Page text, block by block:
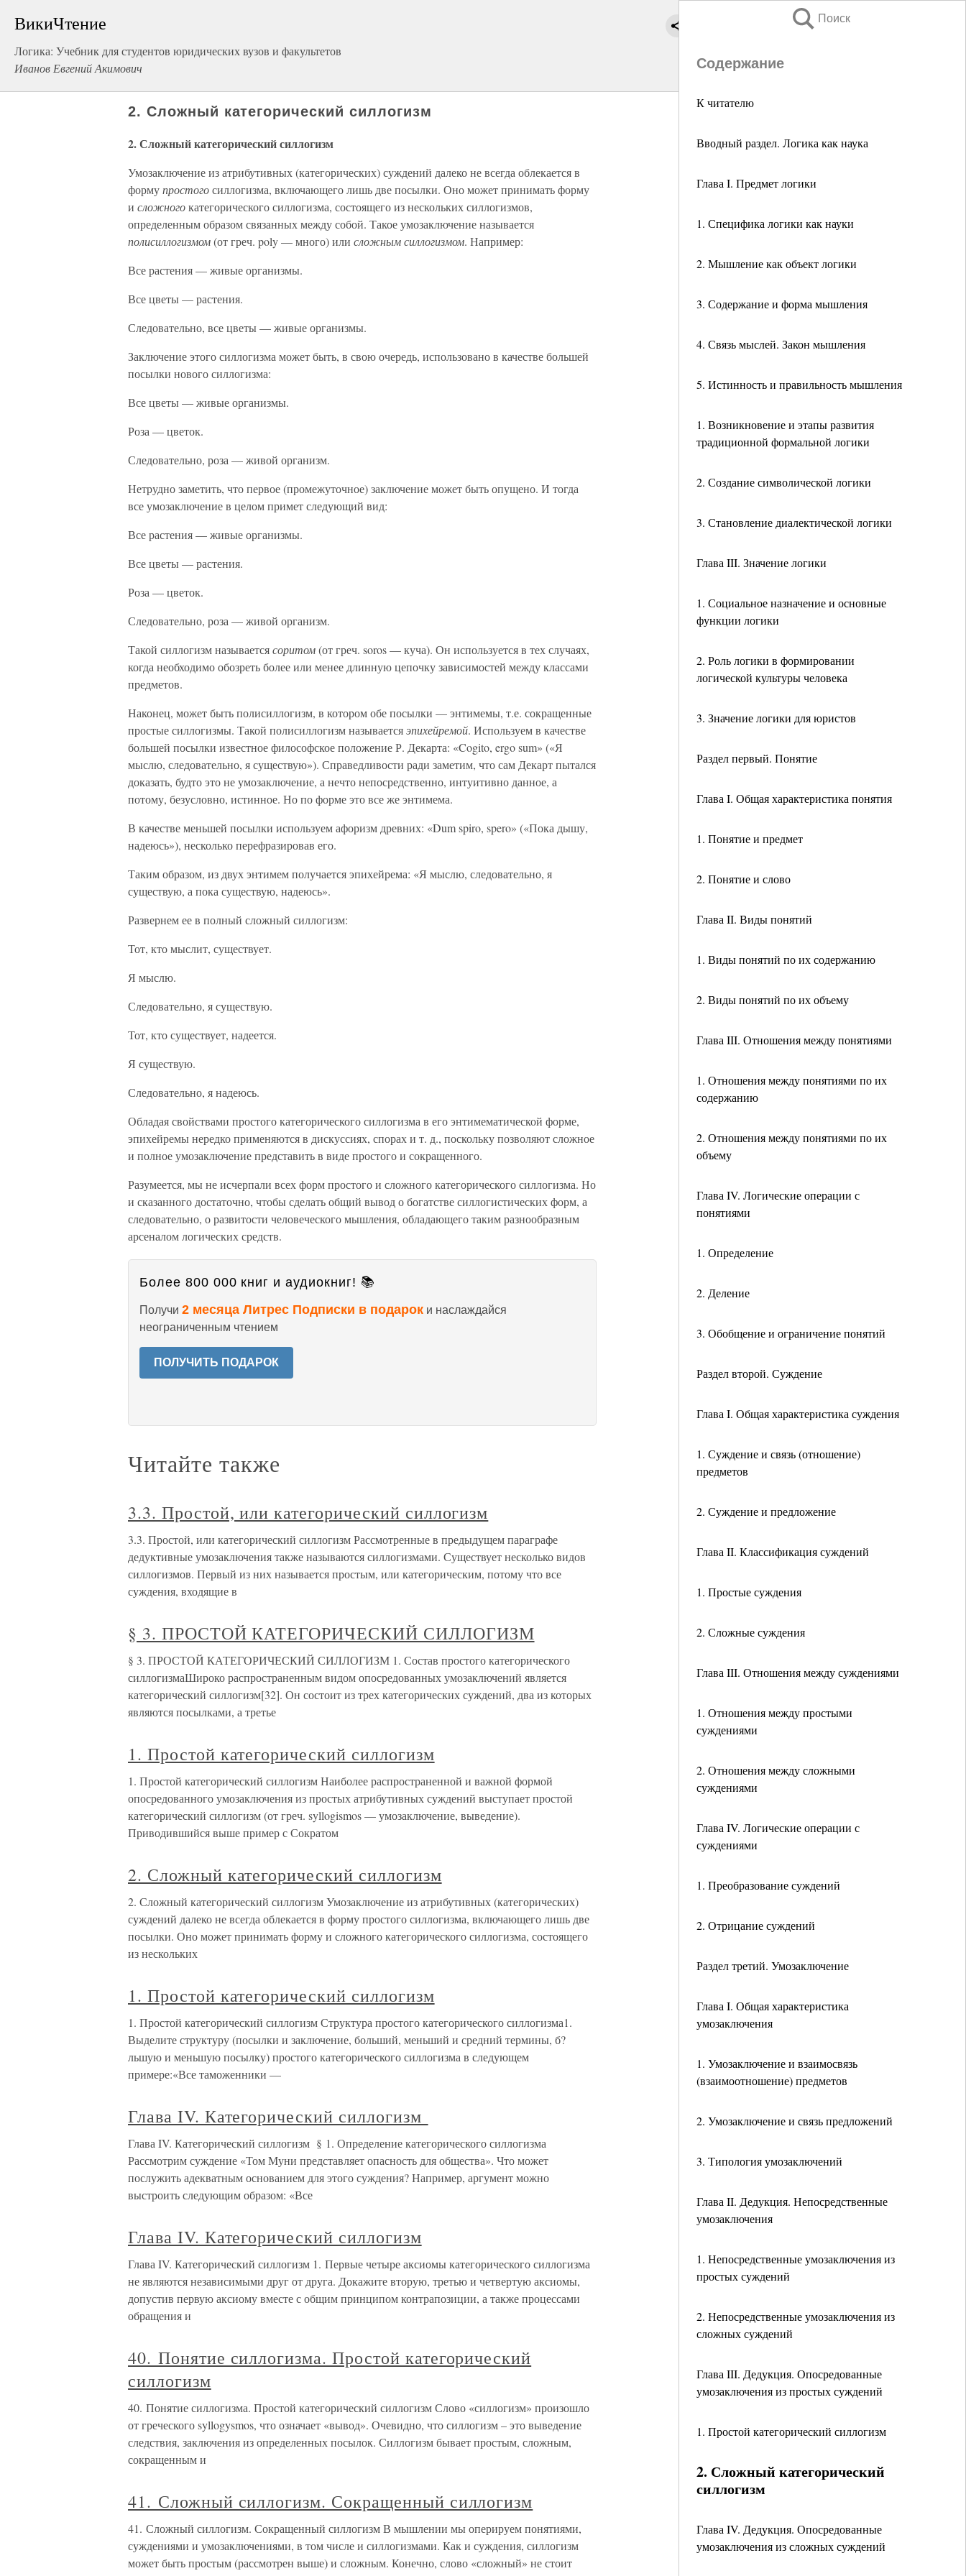
ВикиЧтение
Логика: Учебник для студентов юридических вузов и факультетов
Иванов Евгений Акимович
Поиск
Содержание
К читателю
Вводный раздел. Логика как наука
Глава I. Предмет логики
1. Специфика логики как науки
2. Мышление как объект логики
3. Содержание и форма мышления
4. Связь мыслей. Закон мышления
5. Истинность и правильность мышления
1. Возникновение и этапы развития
традиционной формальной логики
2. Создание символической логики
3. Становление диалектической логики
Глава III. Значение логики
1. Социальное назначение и основные
функции логики
2. Роль логики в формировании
логической культуры человека
3. Значение логики для юристов
Раздел первый. Понятие
Глава I. Общая характеристика понятия
1. Понятие и предмет
2. Понятие и слово
Глава II. Виды понятий
1. Виды понятий по их содержанию
2. Виды понятий по их объему
Глава III. Отношения между понятиями
1. Отношения между понятиями по их
содержанию
2. Отношения между понятиями по их
объему
Глава IV. Логические операции с
понятиями
1. Определение
2. Деление
3. Обобщение и ограничение понятий
Раздел второй. Суждение
Глава I. Общая характеристика суждения
1. Суждение и связь (отношение)
предметов
2. Суждение и предложение
Глава II. Классификация суждений
1. Простые суждения
2. Сложные суждения
Глава III. Отношения между суждениями
1. Отношения между простыми
суждениями
2. Отношения между сложными
суждениями
Глава IV. Логические операции с
суждениями
1. Преобразование суждений
2. Отрицание суждений
Раздел третий. Умозаключение
Глава I. Общая характеристика
умозаключения
1. Умозаключение и взаимосвязь
(взаимоотношение) предметов
2. Умозаключение и связь предложений
3. Типология умозаключений
Глава II. Дедукция. Непосредственные
умозаключения
1. Непосредственные умозаключения из
простых суждений
2. Непосредственные умозаключения из
сложных суждений
Глава III. Дедукция. Опосредованные
умозаключения из простых суждений
1. Простой категорический силлогизм
2. Сложный категорический
силлогизм
Глава IV. Дедукция. Опосредованные
умозаключения из сложных суждений
2. Сложный категорический силлогизм
2. Сложный категорический силлогизм
Умозаключение из атрибутивных (категорических) суждений далеко не всегда облекается в
формупростогосиллогизма, включающего лишь две посылки. Оно может принимать форму
и сложногокатегорического силлогизма, состоящего из нескольких силлогизмов,
определенным образом связанных между собой. Такое умозаключение называется
полисиллогизмом(от греч. poly — много) или сложным силлогизмом. Например:
Все растения — живые организмы.
Все цветы — растения.
Следовательно, все цветы — живые организмы.
Заключение этого силлогизма может быть, в свою очередь, использовано в качестве большей
посылки нового силлогизма:
Все цветы — живые организмы.
Роза — цветок.
Следовательно, роза — живой организм.
Нетрудно заметить, что первое (промежуточное) заключение может быть опущено. И тогда
все умозаключение в целом примет следующий вид:
Все растения — живые организмы.
Все цветы — растения.
Роза — цветок.
Следовательно, роза — живой организм.
Такой силлогизм называетсясоритом(от греч. soros — куча). Он используется в тех случаях,
когда необходимо обозреть более или менее длинную цепочку зависимостей между классами
предметов.
Наконец, может быть полисиллогизм, в котором обе посылки — энтимемы, т.е. сокращенные
простые силлогизмы. Такой полисиллогизм называетсяэпихейремой. Используем в качестве
большей посылки известное философское положение Р. Декарта: «Cogito, ergo sum» («Я
мыслю, следовательно, я существую»). Справедливости ради заметим, что сам Декарт пытался
доказать, будто это не умозаключение, а нечто непосредственно, интуитивно данное, а
потому, безусловно, истинное. Но по форме это все же энтимема.
В качестве меньшей посылки используем афоризм древних: «Dum spiro, spero» («Пока дышу,
надеюсь»), несколько перефразировав его.
Таким образом, из двух энтимем получается эпихейрема: «Я мыслю, следовательно, я
существую, а пока существую, надеюсь».
Развернем ее в полный сложный силлогизм:
Тот, кто мыслит, существует.
Я мыслю.
Следовательно, я существую.
Тот, кто существует, надеется.
Я существую.
Следовательно, я надеюсь.
Обладая свойствами простого категорического силлогизма в его энтимематической форме,
эпихейремы нередко применяются в дискуссиях, спорах и т. д., поскольку позволяют сложное
и полное умозаключение представить в виде простого и сокращенного.
Разумеется, мы не исчерпали всех форм простого и сложного категорического силлогизма. Но
и сказанного достаточно, чтобы сделать общий вывод о богатстве силлогистических форм, а
следовательно, о развитости человеческого мышления, обладающего таким разнообразным
арсеналом логических средств.
Более 800 000 книг и аудиокниг! 📚
Получи 2 месяца Литрес Подписки в подарок и наслаждайся
неограниченным чтением
ПОЛУЧИТЬ ПОДАРОК
Читайте также
3.3. Простой, или категорический силлогизм
3.3. Простой, или категорический силлогизм Рассмотренные в предыдущем параграфе
дедуктивные умозаключения также называются силлогизмами. Существует несколько видов
силлогизмов. Первый из них называется простым, или категорическим, потому что все
суждения, входящие в
§ 3. ПРОСТОЙ КАТЕГОРИЧЕСКИЙ СИЛЛОГИЗМ
§ 3. ПРОСТОЙ КАТЕГОРИЧЕСКИЙ СИЛЛОГИЗМ 1. Состав простого категорического
силлогизмаШироко распространенным видом опосредованных умозаключений является
категорический силлогизм[32]. Он состоит из трех категорических суждений, два из которых
являются посылками, а третье
1. Простой категорический силлогизм
1. Простой категорический силлогизм Наиболее распространенной и важной формой
опосредованного умозаключения из простых атрибутивных суждений выступает простой
категорический силлогизм (от греч. syllogismos — умозаключение, выведение).
Приводившийся выше пример с Сократом
2. Сложный категорический силлогизм
2. Сложный категорический силлогизм Умозаключение из атрибутивных (категорических)
суждений далеко не всегда облекается в форму простого силлогизма, включающего лишь две
посылки. Оно может принимать форму и сложного категорического силлогизма, состоящего
из нескольких
1. Простой категорический силлогизм
1. Простой категорический силлогизм Структура простого категорического силлогизма1.
Выделите структуру (посылки и заключение, больший, меньший и средний термины, б?
льшую и меньшую посылку) простого категорического силлогизма в следующем
примере:«Все таможенники —
Глава IV. Категорический силлогизм
Глава IV. Категорический силлогизм § 1. Определение категорического силлогизма
Рассмотрим суждение «Том Муни представляет опасность для общества». Что может
послужить адекватным основанием для этого суждения? Например, аргумент можно
выстроить следующим образом: «Все
Глава IV. Категорический силлогизм
Глава IV. Категорический силлогизм 1. Первые четыре аксиомы категорического силлогизма
не являются независимыми друг от друга. Докажите вторую, третью и четвертую аксиомы,
допустив первую аксиому вместе с общим принципом контрапозиции, а также процессами
обращения и
40. Понятие силлогизма. Простой категорический
силлогизм
40. Понятие силлогизма. Простой категорический силлогизм Слово «силлогизм» произошло
от греческого syllogysmos, что означает «вывод». Очевидно, что силлогизм – это выведение
следствия, заключения из определенных посылок. Силлогизм бывает простым, сложным,
сокращенным и
41. Сложный силлогизм. Сокращенный силлогизм
41. Сложный силлогизм. Сокращенный силлогизм В мышлении мы оперируем понятиями,
суждениями и умозаключениями, в том числе и силлогизмами. Как и суждения, силлогизм
может быть простым (рассмотрен выше) и сложным. Конечно, слово «сложный» не стоит